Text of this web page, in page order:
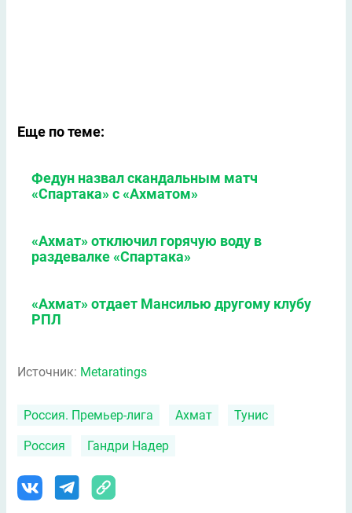
Еще по теме:
Федун назвал скандальным матч
«Спартака» с «Ахматом»
«Ахмат» отключил горячую воду в
раздевалке «Спартака»
«Ахмат» отдает Мансилью другому клубу
РПЛ
Источник: Metaratings
Россия. Премьер-лига Ахмат Тунис
Россия Гандри Надер